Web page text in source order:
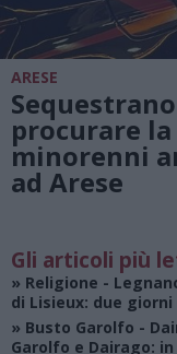
ARESE
procurare
minorenni
ad Arese
Gli articoli più
» Religione -
di Lisieux: due
» Busto Garolfo -
Garolfo e Dairago: